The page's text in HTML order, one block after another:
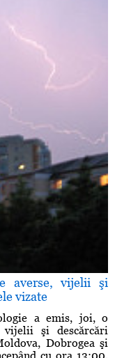
averse, vijelii şi
vizate
a emis, joi, o
vijelii şi descărcări
Dobrogea şi